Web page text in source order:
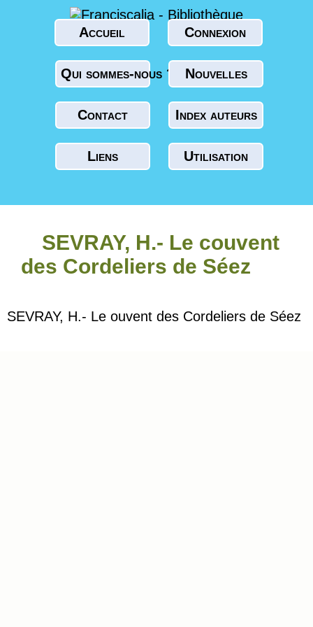
Accueil Connexion
Qui sommes-nous ? Nouvelles
Contact Index auteurs
Liens Utilisation
SEVRAY, H.- Le couvent
des Cordeliers de Séez
SEVRAY, H.- Le ouvent des Cordeliers de Séez